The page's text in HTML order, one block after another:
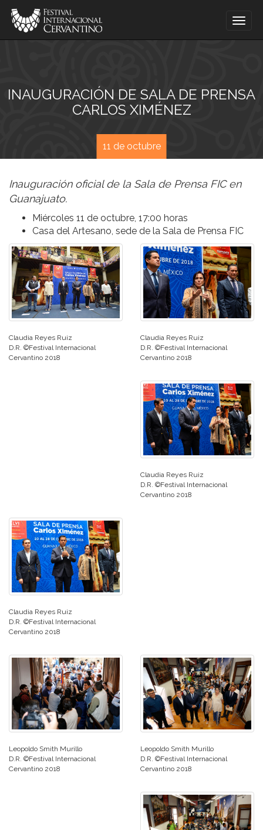
INAUGURACIÓN DE SALA DE PRENSA
CARLOS XIMÉNEZ
11 de octubre
Inauguración oficial de la Sala de Prensa FIC en
Guanajuato.
Miércoles 11 de octubre, 17:00 horas
Casa del Artesano, sede de la Sala de Prensa FIC
Claudia Reyes Ruiz
D.R. ©Festival Internacional
Cervantino 2018
Claudia Reyes Ruiz
D.R. ©Festival Internacional
Cervantino 2018
Claudia Reyes Ruiz
D.R. ©Festival Internacional
Cervantino 2018
Claudia Reyes Ruiz
D.R. ©Festival Internacional
Cervantino 2018
Leopoldo Smith Murillo
D.R. ©Festival Internacional
Cervantino 2018
Leopoldo Smith Murillo
D.R. ©Festival Internacional
Cervantino 2018